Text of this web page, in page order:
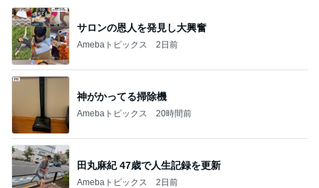
サロンの恩人を発見し大興奮
Amebaトピックス 2日前
神がかってる掃除機
Amebaトピックス 20時間前
田丸麻紀 47歳で人生記録を更新
Amebaトピックス 2日前